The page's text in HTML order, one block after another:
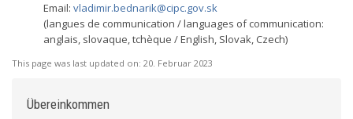
Email: vladimir.bednarik@cipc.gov.sk
(langues de communication / languages of communication:
anglais, slovaque, tchèque / English, Slovak, Czech)
This page was last updated on: 20. Februar 2023
Übereinkommen